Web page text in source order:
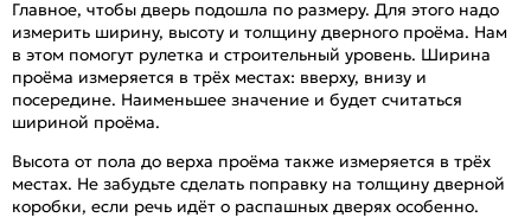
Главное, чтобы дверь подошла по размеру. Для этого надо
измерить ширину, высоту и толщину дверного проёма. Нам
в этом помогут рулетка и строительный уровень. Ширина
проёма измеряется в трёх местах: вверху, внизу и
посередине. Наименьшее значение и будет считаться
шириной проёма.
Высота от пола до верха проёма также измеряется в трёх
местах. Не забудьте сделать поправку на толщину дверной
коробки, если речь идёт о распашных дверях особенно.